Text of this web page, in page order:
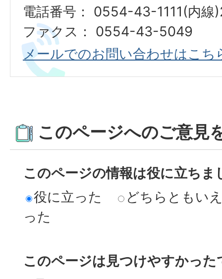
電話番号： 0554-43-1111(内線
ファクス： 0554-43-5049
メールでのお問い合わせはこち
このページへのご意見
このページの情報は役に立ちま
役に立った
どちらともい
った
このページは見つけやすかった